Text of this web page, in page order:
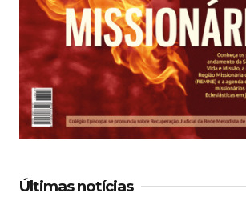
Últimas notícias